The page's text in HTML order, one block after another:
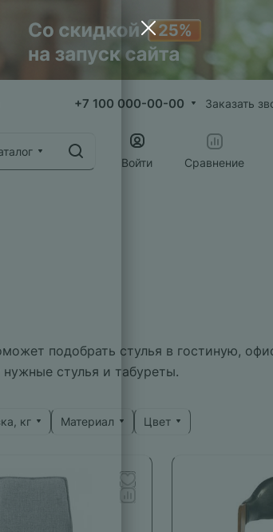
+7 100 000-00-00 Заказать
Войти
Сравнение
подобрать стулья в гостиную,
стулья и табуреты.
кг Материал Цвет